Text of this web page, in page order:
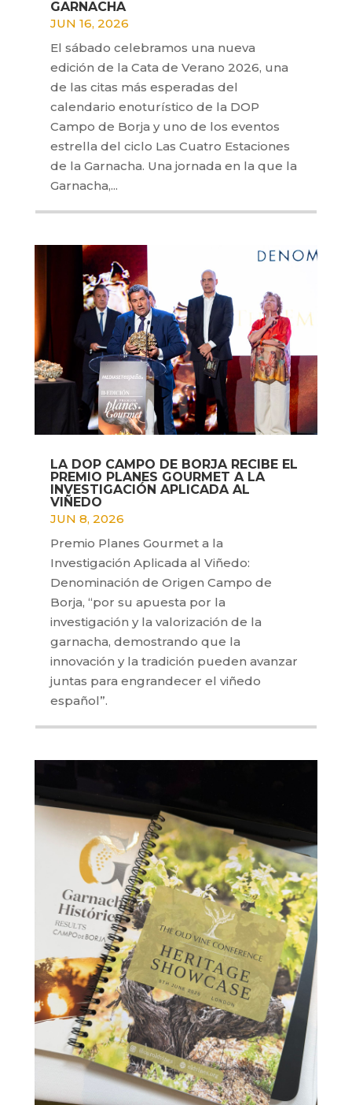
GARNACHA
JUN 16, 2026
El sábado celebramos una nueva
edición de la Cata de Verano 2026, una
de las citas más esperadas del
calendario enoturístico de la DOP
Campo de Borja y uno de los eventos
estrella del ciclo Las Cuatro Estaciones
de la Garnacha. Una jornada en la que la
Garnacha,...
LA DOP CAMPO DE BORJA RECIBE EL
PREMIO PLANES GOURMET A LA
INVESTIGACIÓN APLICADA AL
VIÑEDO
JUN 8, 2026
Premio Planes Gourmet a la
Investigación Aplicada al Viñedo:
Denominación de Origen Campo de
Borja, “por su apuesta por la
investigación y la valorización de la
garnacha, demostrando que la
innovación y la tradición pueden avanzar
juntas para engrandecer el viñedo
español”.